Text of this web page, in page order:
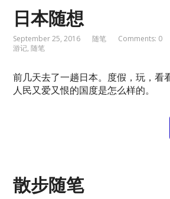
日本随想
September 25, 2016 随笔 Comments: 0
游记,随笔
前几天去了一趟日本。度假，玩，看
人民又爱又恨的国度是怎么样的。
散步随笔